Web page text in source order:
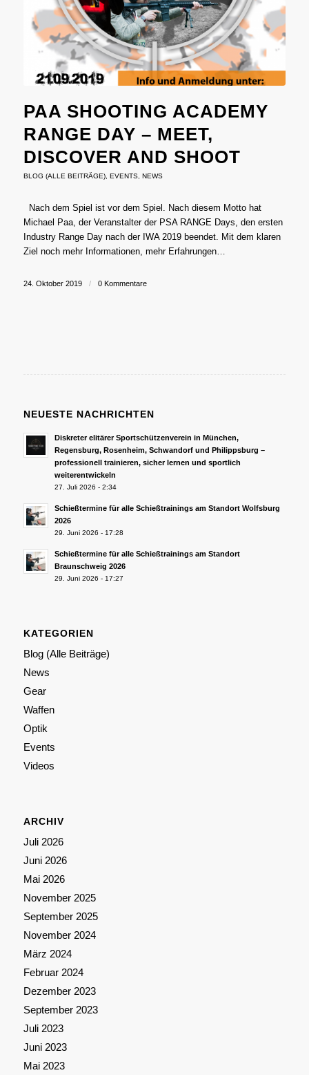
PAA SHOOTING ACADEMY
RANGE DAY – MEET,
DISCOVER AND SHOOT
BLOG (ALLE BEITRÄGE), EVENTS, NEWS
Nach dem Spiel ist vor dem Spiel. Nach diesem Motto hat
Michael Paa, der Veranstalter der PSA RANGE Days, den ersten
Industry Range Day nach der IWA 2019 beendet. Mit dem klaren
Ziel noch mehr Informationen, mehr Erfahrungen…
24. Oktober 2019 / 0 Kommentare
NEUESTE NACHRICHTEN
Diskreter elitärer Sportschützenverein in München,
Regensburg, Rosenheim, Schwandorf und Philippsburg –
professionell trainieren, sicher lernen und sportlich
weiterentwickeln
27. Juli 2026 - 2:34
Schießtermine für alle Schießtrainings am Standort Wolfsburg
2026
29. Juni 2026 - 17:28
Schießtermine für alle Schießtrainings am Standort
Braunschweig 2026
29. Juni 2026 - 17:27
KATEGORIEN
Blog (Alle Beiträge)
News
Gear
Waffen
Optik
Events
Videos
ARCHIV
Juli 2026
Juni 2026
Mai 2026
November 2025
September 2025
November 2024
März 2024
Februar 2024
Dezember 2023
September 2023
Juli 2023
Juni 2023
Mai 2023